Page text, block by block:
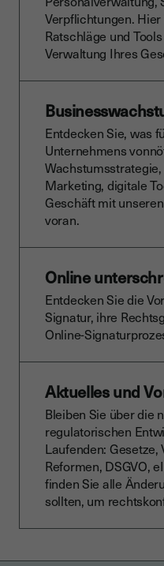
Verpflichtungen.
Ratschläge und
Verwaltung Ihres
Entdecken Sie, was
Unternehmens
Marketing, digitale
Geschäft mit
voran.
Online
Entdecken Sie die
Signatur, ihre
Online-
Aktuelles und
Bleiben Sie über die
regulatorischen
Laufenden: Gesetze,
Reformen, DSGVO,
finden Sie alle
sollten, um